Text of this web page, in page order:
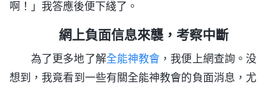
啊！」我答應後便下綫了。
網上負面信息來襲，考察中斷
為了更多地了解全能神教會 ，我便上網查詢。没
想到，我竟看到一些有關全能神教會的負面消息，尤